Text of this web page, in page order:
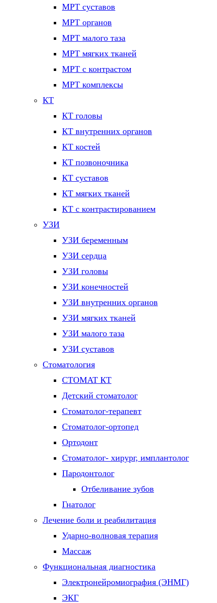
МРТ суставов
МРТ органов
МРТ малого таза
МРТ мягких тканей
МРТ с контрастом
МРТ комплексы
КТ
КТ головы
КТ внутренних органов
КТ костей
КТ позвоночника
КТ суставов
КТ мягких тканей
КТ с контрастированием
УЗИ
УЗИ беременным
УЗИ сердца
УЗИ головы
УЗИ конечностей
УЗИ внутренних органов
УЗИ мягких тканей
УЗИ малого таза
УЗИ суставов
Стоматология
СТОМАТ КТ
Детский стоматолог
Стоматолог-терапевт
Стоматолог-ортопед
Ортодонт
Стоматолог- хирург, имплантолог
Пародонтолог
Отбеливание зубов
Гнатолог
Лечение боли и реабилитация
Ударно-волновая терапия
Массаж
Функциональная диагностика
Электронейромиография (ЭНМГ)
ЭКГ